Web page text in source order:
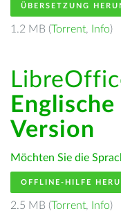
ÜBERSETZUNG
1.2 MB (Torrent, Info)
Version
Möchten Sie die
OFFLINE-HILFE
2.5 MB (Torrent, Info)